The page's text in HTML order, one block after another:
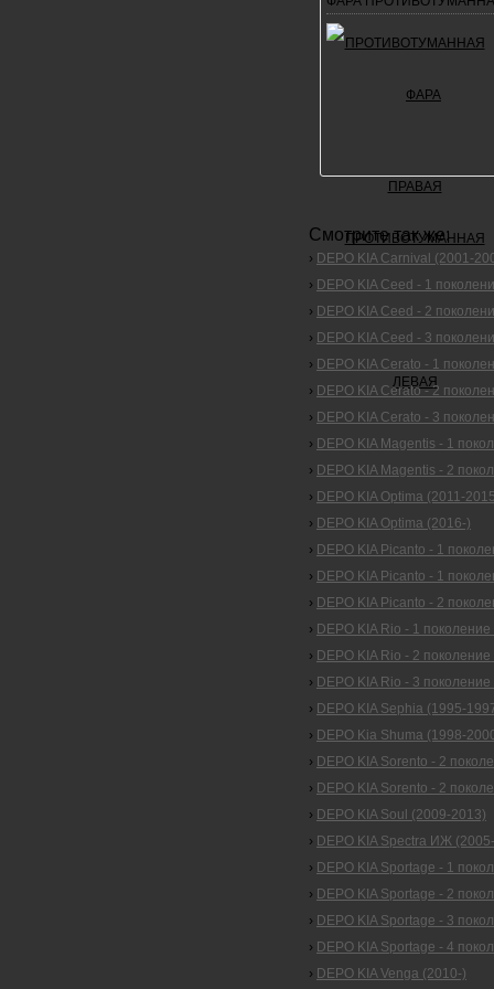
Смотрите так же:
› DEPO KIA Carnival (2001-
› DEPO KIA Ceed - 1
› DEPO KIA Ceed - 2
› DEPO KIA Ceed - 3
› DEPO KIA Cerato - 1
› DEPO KIA Cerato - 2
› DEPO KIA Cerato - 3
› DEPO KIA Magentis - 1
› DEPO KIA Magentis - 2
› DEPO KIA Optima (2011-
› DEPO KIA Optima (2016-)
› DEPO KIA Picanto - 1
› DEPO KIA Picanto - 1
› DEPO KIA Picanto - 2
› DEPO KIA Rio - 1
› DEPO KIA Rio - 2
› DEPO KIA Rio - 3
› DEPO KIA Sephia (1995-
› DEPO Kia Shuma (1998-
› DEPO KIA Sorento - 2
› DEPO KIA Sorento - 2
› DEPO KIA Soul (2009-2013)
› DEPO KIA Spectra ИЖ
› DEPO KIA Sportage - 1
› DEPO KIA Sportage - 2
› DEPO KIA Sportage - 3
› DEPO KIA Sportage - 4
› DEPO KIA Venga (2010-)